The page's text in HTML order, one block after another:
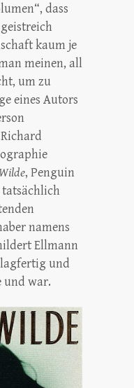
dass
kaum je
meinen, all
um zu
eines Autors
, Penguin
tatsächlich
namens
Ellmann
und
und war.